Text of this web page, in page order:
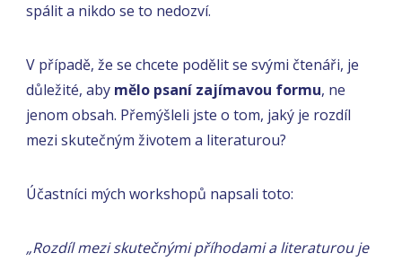
spálit a nikdo se to nedozví.
V případě, že se chcete podělit se svými čtenáři, je
důležité, aby mělo psaní zajímavou formu, ne
jenom obsah. Přemýšleli jste o tom, jaký je rozdíl
mezi skutečným životem a literaturou?
Účastníci mých workshopů napsali toto:
„Rozdíl mezi skutečnými příhodami a literaturou je